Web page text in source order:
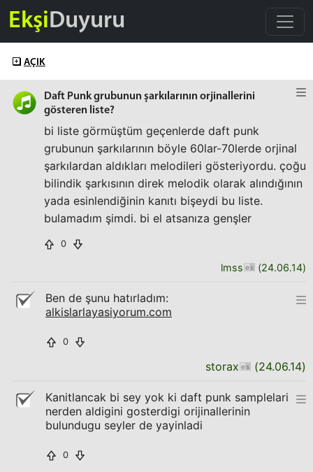
EkşiDuyuru
AÇIK
Daft Punk grubunun şarkılarının orjinallerini
gösteren liste?
bi liste görmüştüm geçenlerde daft punk
grubunun şarkılarının böyle 60lar-70lerde orjinal
şarkılardan aldıkları melodileri gösteriyordu. çoğu
bilindik şarkısının direk melodik olarak alındığının
yada esinlendiğinin kanıtı bişeydi bu liste.
bulamadım şimdi. bi el atsanıza genşler
0
lmss (24.06.14)
Ben de şunu hatırladım:
alkislarlayasiyorum.com
0
storax (24.06.14)
Kanitlancak bi sey yok ki daft punk samplelari
nerden aldigini gosterdigi orijinallerinin
bulundugu seyler de yayinladi
0